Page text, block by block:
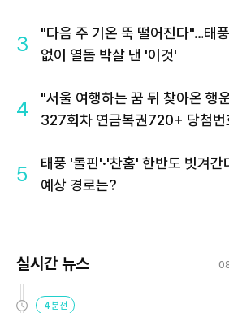
3
"다음 주 기온 뚝 떨어진다"…태
없이 열돔 박살 낸 '이것'
4
"서울 여행하는 꿈 뒤 찾아온 행
327회차 연금복권720+ 당첨번
5
태풍 '돌핀'·'찬홈' 한반도 빗겨간
예상 경로는?
실시간 뉴스
4분전